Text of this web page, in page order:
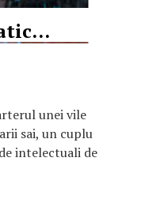
unei vile
sai, un cuplu
intelectuali de